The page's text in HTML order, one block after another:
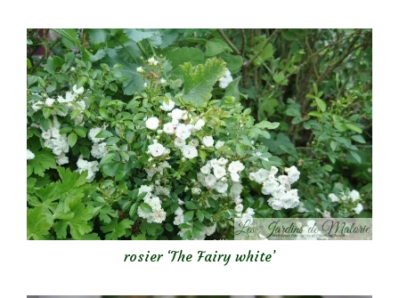
rosier ‘The Fairy white’